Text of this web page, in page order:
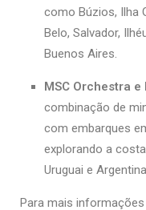
como Búzios, Ilha
Belo, Salvador,
Buenos Aires.
MSC Orchestra e
combinação de
com embarques
explorando a
Uruguai e
Para mais